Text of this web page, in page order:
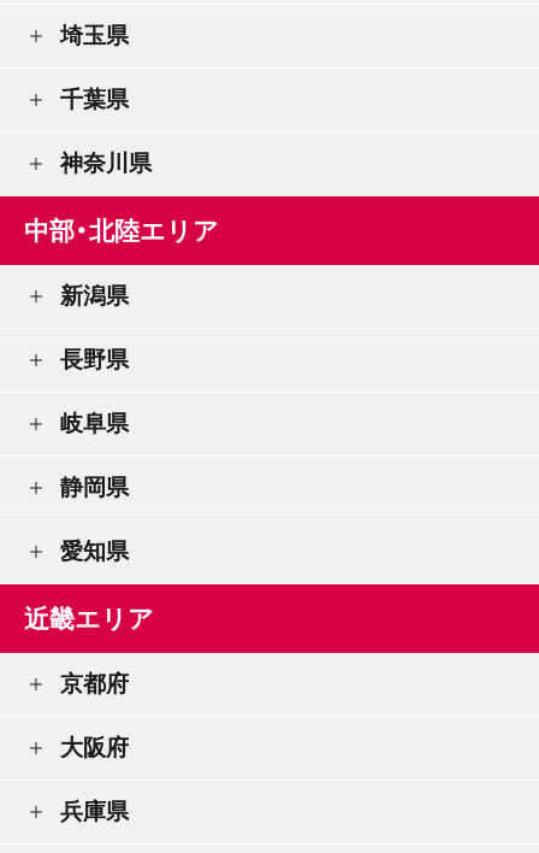
埼玉県
千葉県
神奈川県
中部・北陸エリア
新潟県
長野県
岐阜県
静岡県
愛知県
近畿エリア
京都府
大阪府
兵庫県